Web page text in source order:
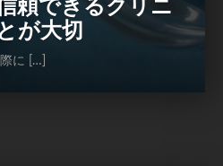
頼できるクリニ
が大切
に […]